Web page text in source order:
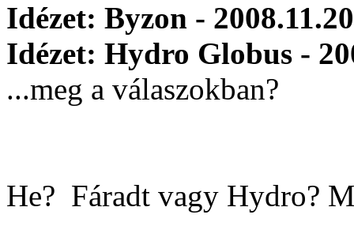
Idézet: Byzon -
Idézet: Hydro Globus -
...meg a válaszokban?
He? Fáradt vagy Hydro?